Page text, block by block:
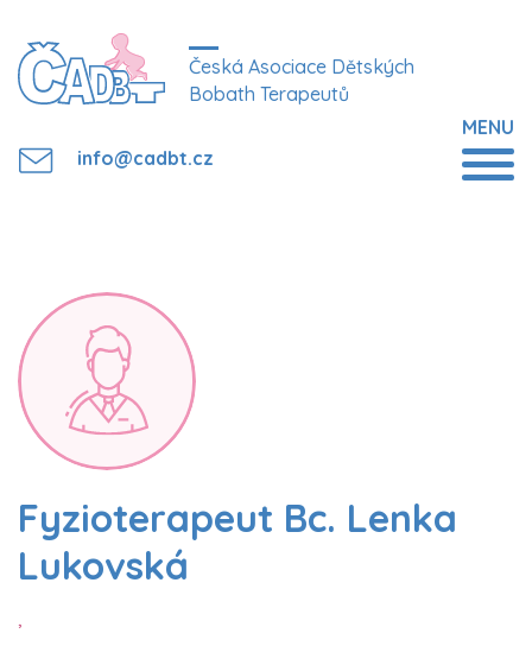
Česká Asociace Dětských
Bobath Terapeutů
info@cadbt.cz
MENU
Fyzioterapeut Bc. Lenka
Lukovská
,